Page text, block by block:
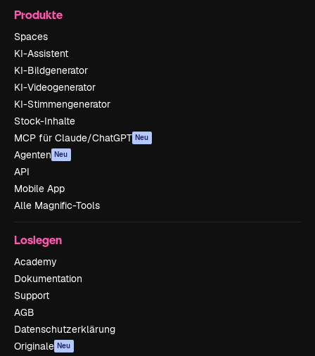
Produkte
Spaces
KI-Assistent
KI-Bildgenerator
KI-Videogenerator
KI-Stimmengenerator
Stock-Inhalte
MCP für Claude/ChatGPT Neu
Agenten Neu
API
Mobile App
Alle Magnific-Tools
Loslegen
Academy
Dokumentation
Support
AGB
Datenschutzerklärung
Originale Neu